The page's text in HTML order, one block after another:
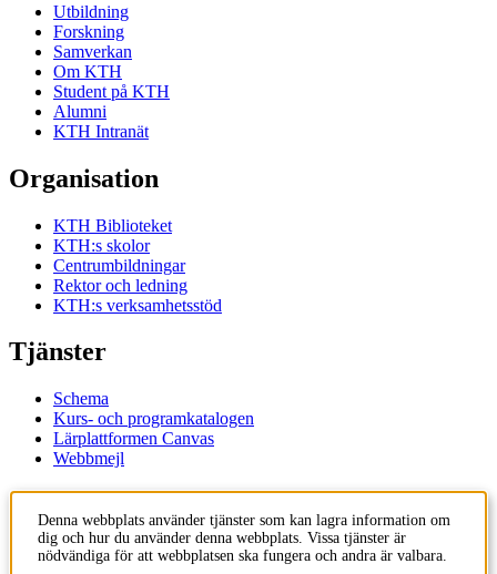
Utbildning
Forskning
Samverkan
Om KTH
Student på KTH
Alumni
KTH Intranät
Organisation
KTH Biblioteket
KTH:s skolor
Centrumbildningar
Rektor och ledning
KTH:s verksamhetsstöd
Tjänster
Schema
Kurs- och programkatalogen
Lärplattformen Canvas
Webbmejl
KTH
Denna webbplats använder tjänster som kan lagra information om
dig och hur du använder denna webbplats. Vissa tjänster är
nödvändiga för att webbplatsen ska fungera och andra är valbara.